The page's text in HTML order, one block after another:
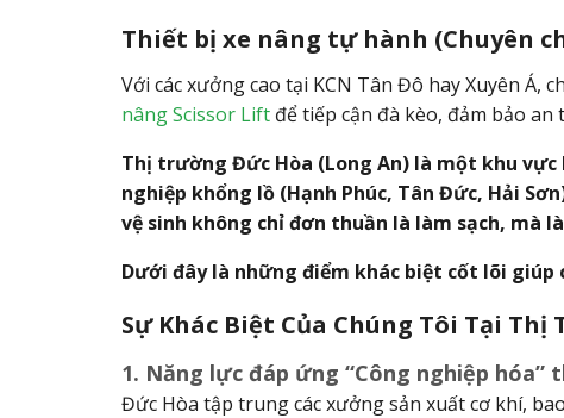
Thiết bị xe nâng tự hành (Chuyên
Với các xưởng cao tại KCN Tân Đô hay Xuyên
nâng Scissor Lift để tiếp cận đà kèo, đảm bảo
Thị trường Đức Hòa (Long An) là một khu
nghiệp khổng lồ (Hạnh Phúc, Tân Đức, Hải
vệ sinh không chỉ đơn thuần là làm sạch, mà
Dưới đây là những điểm khác biệt cốt lõi
Sự Khác Biệt Của Chúng Tôi Tại
1. Năng lực đáp ứng “Công nghiệp hóa”
Đức Hòa tập trung các xưởng sản xuất cơ khí,